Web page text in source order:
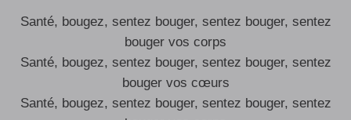
Santé, bougez, sentez bouger, sentez bouger, sentez
bouger vos corps
Santé, bougez, sentez bouger, sentez bouger, sentez
bouger vos cœurs
Santé, bougez, sentez bouger, sentez bouger, sentez